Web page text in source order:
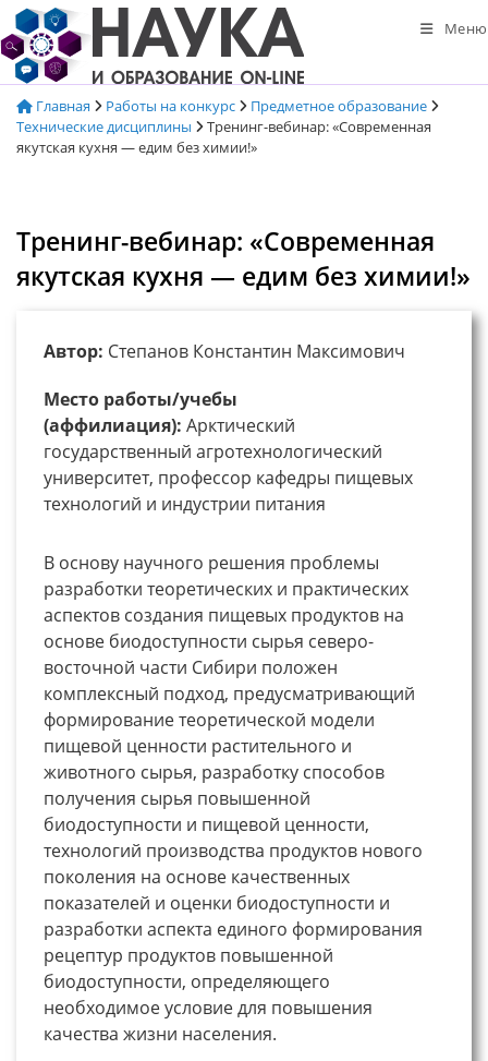
Перейти
к
содержимому
Меню
Главная Работы на конкурс
Предметное образование
Технические дисциплины
Тренинг-вебинар: «Современная
якутская кухня — едим без химии!»
Тренинг-вебинар: «Современная
якутская кухня — едим без химии!»
Автор: Степанов Константин Максимович
Место работы/учебы
(аффилиация): Арктический
государственный агротехнологический
университет, профессор кафедры пищевых
технологий и индустрии питания
В основу научного решения проблемы
разработки теоретических и практических
аспектов создания пищевых продуктов на
основе биодоступности сырья северо-
восточной части Сибири положен
комплексный подход, предусматривающий
формирование теоретической модели
пищевой ценности растительного и
животного сырья, разработку способов
получения сырья повышенной
биодоступности и пищевой ценности,
технологий производства продуктов нового
поколения на основе качественных
показателей и оценки биодоступности и
разработки аспекта единого формирования
рецептур продуктов повышенной
биодоступности, определяющего
необходимое условие для повышения
качества жизни населения.